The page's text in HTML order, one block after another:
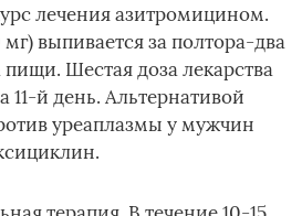
лечения азитромицином.
мг) выпивается за полтора-два
Шестая доза лекарства
11-й день. Альтернативой
уреаплазмы у мужчин